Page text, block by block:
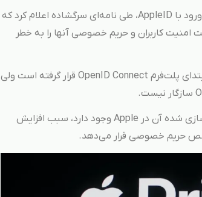
بنیاد OpenID در راستای اطاع رسانی شرکت اپل برای امنیت ورود با AppleID، طی نامه‌ای سرگشاده اعلام کرد که
کاربران و حریم خصوصی آنها را به خطر
در این نامه اعلام شده است که ورود از طریق AppleID در ابتدای پلت‌فرم OpenID Connect قرار گرفته است ولی
تفاوت‌های زیادی که بین OpenID Connect و نسخه پیاده‌سازی شده آن در Apple وجود دارد، سبب افزایش
حریم خصوصی قرار می‌دهد.